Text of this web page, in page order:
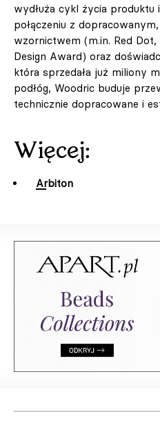
wydłuża cykl życia produktu
połączeniu z
wzornictwem (m.in. Red Dot,
Design Award) oraz
która sprzedała już miliony
podłóg, Woodric buduje
technicznie dopracowane i
Więcej:
Arbiton